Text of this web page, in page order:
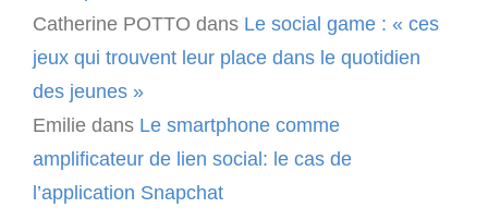
Catherine POTTO dans Le social game : « ces
jeux qui trouvent leur place dans le quotidien
des jeunes »
Emilie dans Le smartphone comme
amplificateur de lien social: le cas de
l’application Snapchat